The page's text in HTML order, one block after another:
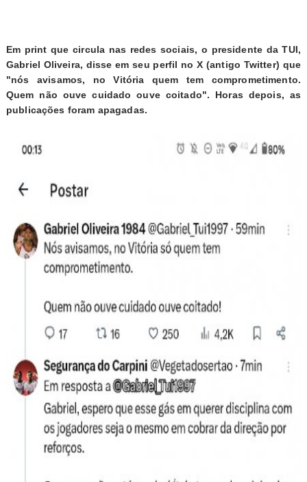
Em print que circula nas redes sociais, o presidente da TUI,
Gabriel Oliveira, disse em seu perfil no X (antigo Twitter) que
"nós avisamos, no Vitória quem tem comprometimento.
Quem não ouve cuidado ouve coitado". Horas depois, as
publicações foram apagadas.